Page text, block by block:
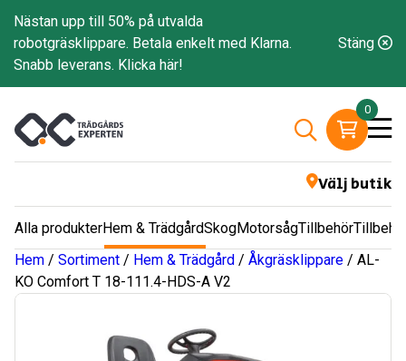
Nästan upp till 50% på utvalda
robotgräsklippare. Betala enkelt med Klarna.
Snabb leverans. Klicka här!
Stäng
0
Välj butik
Alla produkterHem & TrädgårdSkogMotorsågTillbehör
Hem / Sortiment / Hem & Trädgård / Åkgräsklippare / AL-
KO Comfort T 18-111.4-HDS-A V2